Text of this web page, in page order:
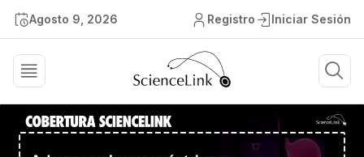
Agosto 9, 2026 Registro Iniciar Sesión